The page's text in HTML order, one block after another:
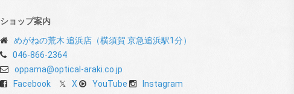
ショップ案内
めがねの荒木 追浜店（横須賀 京急追浜駅1分）
046-866-2364
oppama@optical-araki.co.jp
Facebook
X YouTube Instagram